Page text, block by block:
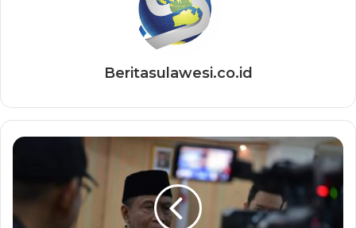
Beritasulawesi.co.id